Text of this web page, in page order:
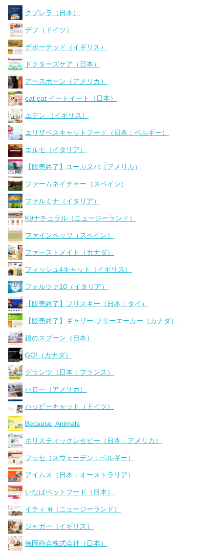
クプレラ（日本）
デフ（ドイツ）
デボーテッド（イギリス）
ドクターズケア（日本）
アースボーン（アメリカ）
eat eat イートイート（日本）
エデン （イギリス）
エリザベスキャットフード（日本：ベルギー）
エルモ（イタリア）
【販売終了】ユーカヌバ（アメリカ）
ファームネイチャー（スペイン）
ファルミナ（イタリア）
K9ナチュラル（ニュージーランド）
ファインペッツ（スペイン）
ファーストメイト（カナダ）
フィッシュ4キャット（イギリス）
フォルツァ10（イタリア）
【販売終了】フリスキー（日本：タイ）
【販売終了】ギャザー フリーエーカー（カナダ）
銀のスプーン（日本）
GO!（カナダ）
グランツ（日本：フランス）
ハロー（アメリカ）
ハッピーキャット（ドイツ）
Because, Animals
ホリスティックレセピー（日本：アメリカ）
フッセ（スウェーデン：ベルギー）
アイムス（日本：オーストラリア）
いなばペットフード（日本）
イティ iti（ニュージーランド）
ジャガー（イギリス）
徳岡商会株式会社（日本）